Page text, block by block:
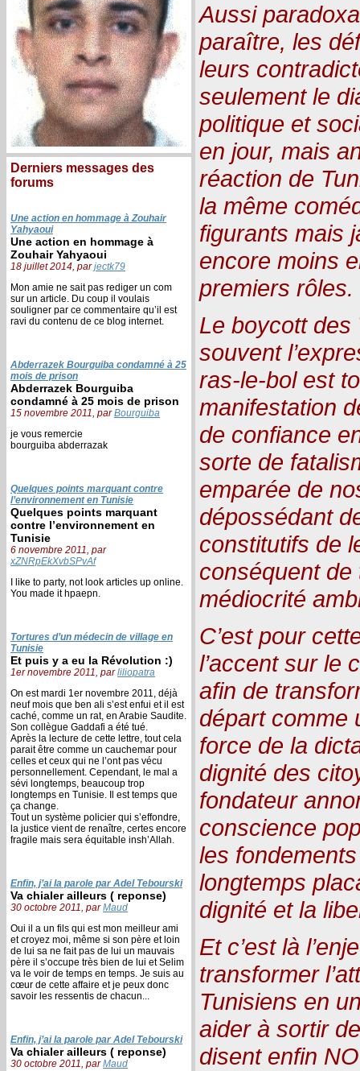
Derniers messages des
forums
Une action en hommage à Zouhair
Yahyaoui
Une action en hommage à
Zouhair Yahyaoui
18 juillet 2014, parjectk79
Mon amie ne sait pas rediger un com
sur un article. Du coup il voulais
souligner par ce commentaire qu’il est
ravi du contenu de ce blog internet.
Abderrazek Bourguiba condamné à 25
mois de prison
Abderrazek Bourguiba
condamné à 25 mois de prison
15 novembre 2011, parBourguiba
je vous remercie
bourguiba abderrazak
Quelques points marquant contre
l’environnement en Tunisie
Quelques points marquant
contre l’environnement en
Tunisie
6 novembre 2011, par
xZNRpEkXvbSPvAf
I like to party, not look articles up online.
You made it hpaepn.
Tortures d’un médecin de village en
Tunisie
Et puis y a eu la Révolution :)
1er novembre 2011, parliliopatra
On est mardi 1er novembre 2011, déjà
neuf mois que ben ali s’est enfui et il est
caché, comme un rat, en Arabie Saudite.
Son collègue Gaddafi a été tué.
Après la lecture de cette lettre, tout cela
parait être comme un cauchemar pour
celles et ceux qui ne l’ont pas vécu
personnellement. Cependant, le mal a
sévi longtemps, beaucoup trop
longtemps en Tunisie. Il est temps que
ça change.
Tout un système policier qui s’effondre,
la justice vient de renaître, certes encore
fragile mais sera équitable insh’Allah.
Enfin, j’ai la parole par Adel Tebourski
Va chialer ailleurs ( reponse)
30 octobre 2011, parMaud
Oui il a un fils qui est mon meilleur ami
et croyez moi, même si son père et loin
de lui sa ne fait pas de lui un mauvais
père il s’occupe très bien de lui et Selim
va le voir de temps en temps. Je suis au
cœur de cette affaire et je peux donc
savoir les ressentis de chacun...
Enfin, j’ai la parole par Adel Tebourski
Va chialer ailleurs ( reponse)
30 octobre 2011, parMaud
Aussi
paraître, les
leurs
seulement le
politique et
en jour, mais
réaction de
la même
figurants mais
encore moins
premiers rôles.
Le boycott des
souvent
ras-le-bol est
manifestation
de confiance
sorte de
emparée de
dépossédant
constitutifs de
conséquent
médiocrité
C’est pour
l’accent sur le
afin de
départ comme
force de la
dignité des
fondateur
conscience
les
longtemps
dignité et la
Et c’est là
transformer
Tunisiens en
aider à sortir
disent enfin